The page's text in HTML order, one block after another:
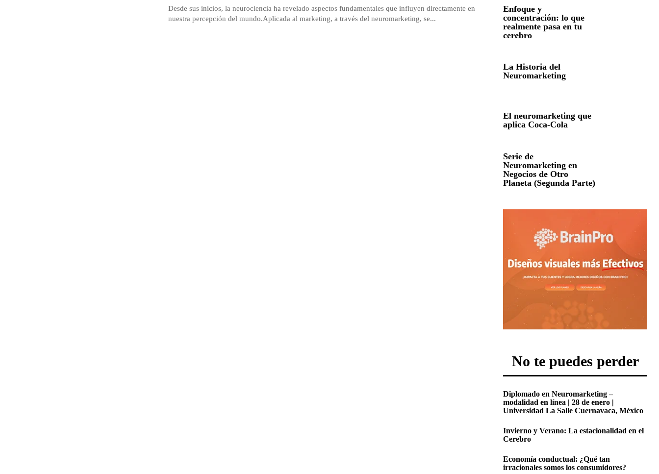
Desde sus inicios, la neurociencia ha revelado aspectos fundamentales que influyen directamente en
nuestra percepción del mundo.Aplicada al marketing, a través del neuromarketing, se...
Enfoque y
concentración: lo que
realmente pasa en tu
cerebro
La Historia del
Neuromarketing
El neuromarketing que
aplica Coca-Cola
Serie de
Neuromarketing en
Negocios de Otro
Planeta (Segunda Parte)
No te puedes perder
Diplomado en Neuromarketing –
modalidad en línea | 28 de enero |
Universidad La Salle Cuernavaca, México
Invierno y Verano: La estacionalidad en el
Cerebro
Economía conductual: ¿Qué tan
irracionales somos los consumidores?